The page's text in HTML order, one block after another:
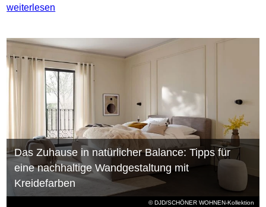
weiterlesen
© DJD/SCHÖNER WOHNEN-Kollektion
Das Zuhause in natürlicher Balance: Tipps für
eine nachhaltige Wandgestaltung mit
Kreidefarben